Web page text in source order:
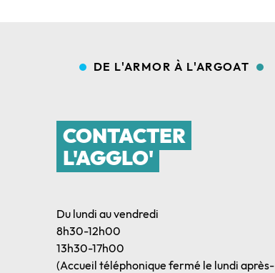
DE L'ARMOR À L'ARGOAT
CONTACTER
L'AGGLO'
Du lundi au vendredi
8h30-12h00
13h30-17h00
(Accueil téléphonique fermé le lundi après-